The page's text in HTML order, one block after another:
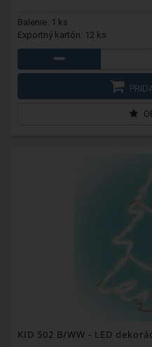
Balenie: 1 ks
Exportný kartón: 12 ks
KID 502 B/WW - LED